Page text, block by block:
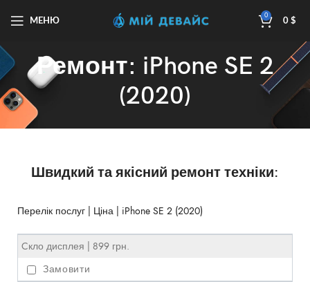
МЕНЮ
0
0$
Ремонт: iPhone SE 2
(2020)
Швидкий та якісний ремонт техніки:
Перелік послуг | Ціна | iPhone SE 2 (2020)
Cкло дисплея | 899 грн.